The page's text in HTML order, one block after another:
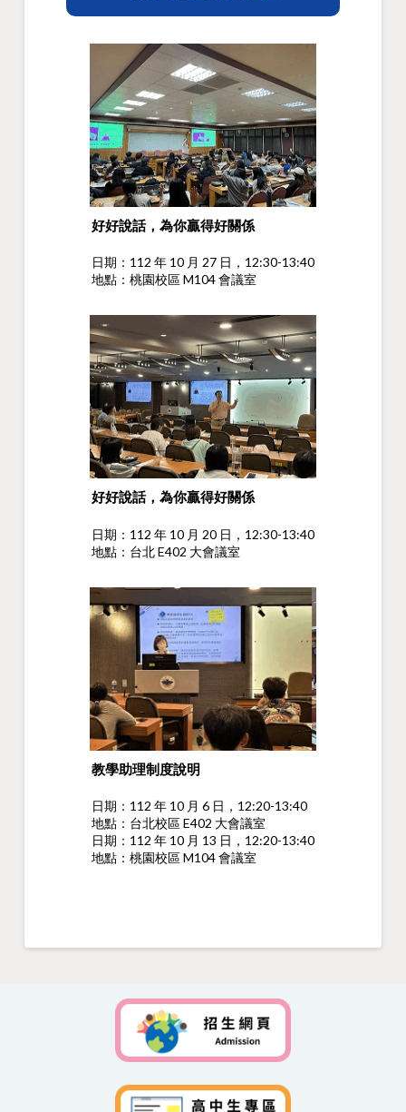
好好說話，為你贏得好關係
日期：112 年 10 月 27 日，12:30-13:40
地點：桃園校區 M104 會議室
好好說話，為你贏得好關係
日期：112 年 10 月 20 日，12:30-13:40
地點：台北 E402 大會議室
教學助理制度說明
日期：112 年 10 月 6 日，12:20-13:40
地點：台北校區 E402 大會議室
日期：112 年 10 月 13 日，12:20-13:40
地點：桃園校區 M104 會議室